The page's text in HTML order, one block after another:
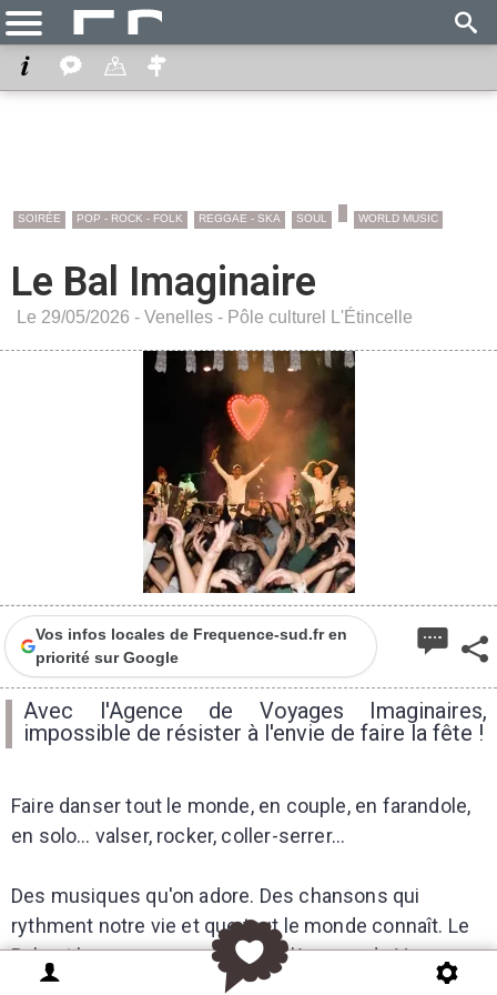
SOIRÉE POP - ROCK - FOLK REGGAE - SKA SOUL WORLD MUSIC
Le Bal Imaginaire
Le 29/05/2026 - Venelles - Pôle culturel L'Étincelle
Vos infos locales de Frequence-sud.fr en
priorité sur Google
Avec l'Agence de Voyages Imaginaires,
impossible de résister à l'envie de faire la fête !
Faire danser tout le monde, en couple, en farandole,
en solo… valser, rocker, coller-serrer…
Des musiques qu'on adore. Des chansons qui
rythment notre vie et que tout le monde connaît. Le
Bal est le nouveau concept de l'Agence de Voyages
Imaginaires. Entre moments de partage et